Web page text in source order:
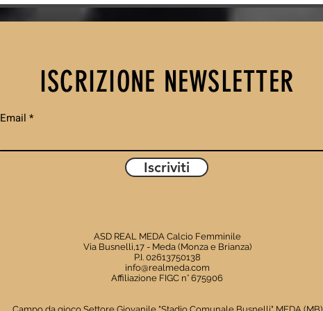
TRAVOLGE IL
SEDRIANO 5-0 E
CAMPIONATO
UN
ISCRIZIONE NEWSLETTER
Email
Iscriviti
ASD REAL MEDA Calcio Femminile
Via Busnelli,17 - Meda (Monza e Brianza)
P.I. 02613750138
info@realmeda.com
Affiliazione FIGC n° 675906